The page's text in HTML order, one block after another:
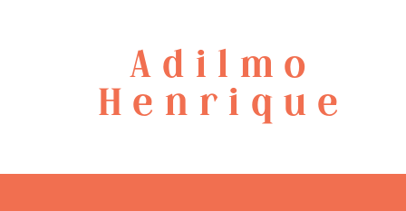
Adilmo
Henrique